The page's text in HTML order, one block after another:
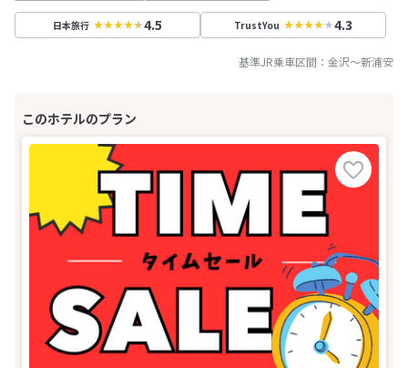
日本旅行 4.5 TrustYou 4.3
基準JR乗車区間： 金沢～新浦安